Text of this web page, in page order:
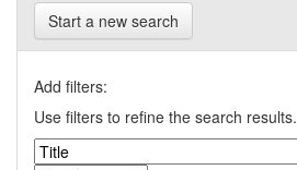
Start a new search
Add filters:
Use filters to refine the search results.